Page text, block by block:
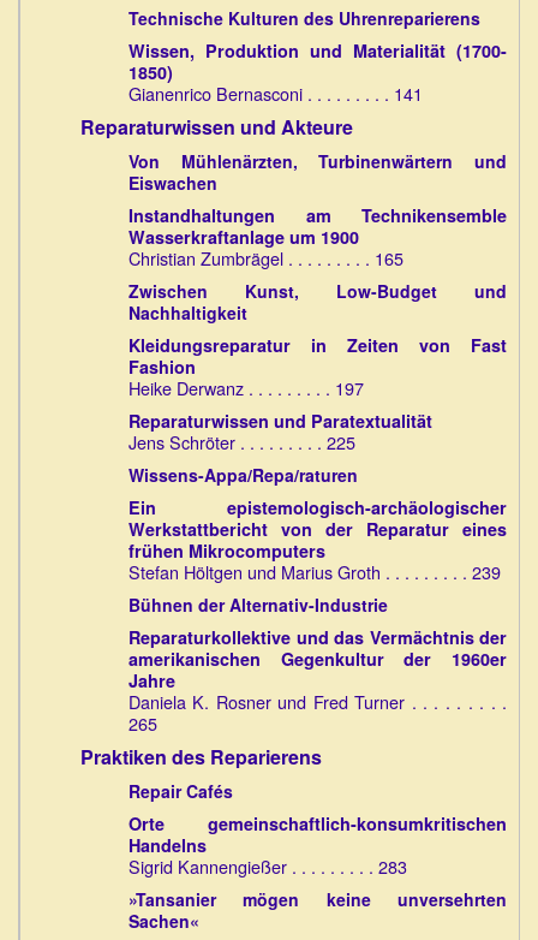
Technische Kulturen des Uhrenreparierens
Wissen, Produktion und Materialität (1700-
1850)
Gianenrico Bernasconi . . . . . . . . . 141
Reparaturwissen und Akteure
Von Mühlenärzten, Turbinenwärtern und
Eiswachen
Instandhaltungen am Technikensemble
Wasserkraftanlage um 1900
Christian Zumbrägel . . . . . . . . . 165
Zwischen Kunst, Low-Budget und
Nachhaltigkeit
Kleidungsreparatur in Zeiten von Fast
Fashion
Heike Derwanz . . . . . . . . . 197
Reparaturwissen und Paratextualität
Jens Schröter . . . . . . . . . 225
Wissens-Appa/Repa/raturen
Ein epistemologisch-archäologischer
Werkstattbericht von der Reparatur eines
frühen Mikrocomputers
Stefan Höltgen und Marius Groth . . . . . . . . . 239
Bühnen der Alternativ-Industrie
Reparaturkollektive und das Vermächtnis der
amerikanischen Gegenkultur der 1960er
Jahre
Daniela K. Rosner und Fred Turner . . . . . . . . .
265
Praktiken des Reparierens
Repair Cafés
Orte gemeinschaftlich-konsumkritischen
Handelns
Sigrid Kannengießer . . . . . . . . . 283
»Tansanier mögen keine unversehrten
Sachen«